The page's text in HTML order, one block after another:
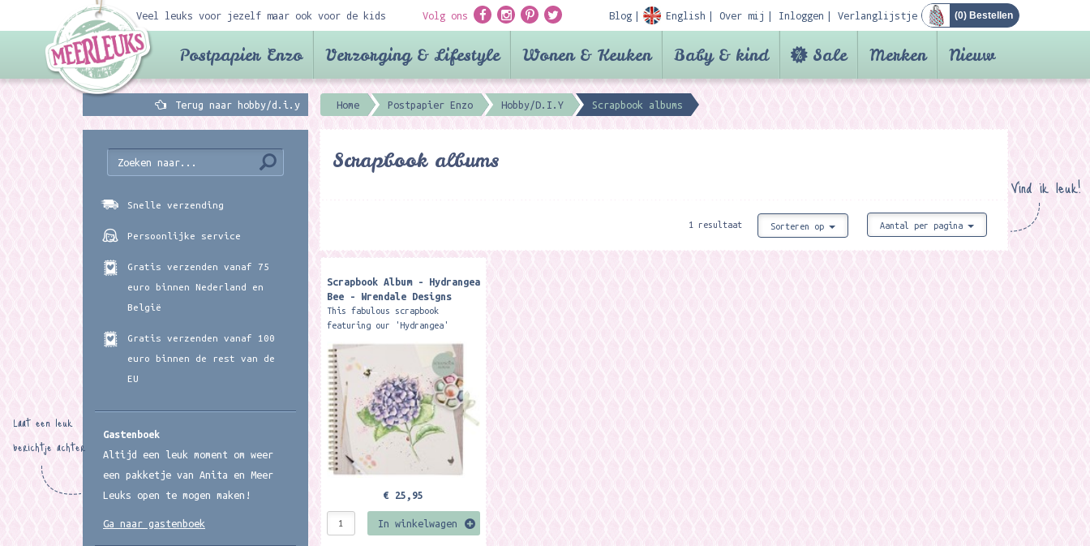
Veel leuks voor jezelf maar ook voor de kids Volg ons Blog English Over mij Inloggen Verlanglijstje (0) Bestellen
Postpapier Enzo Verzorging & Lifestyle Wonen & Keuken Baby & kind Sale Merken Nieuw
Terug naar hobby/d.i.y Home Postpapier Enzo Hobby/D.I.Y Scrapbook albums
Vind ik leuk!
Scrapbook albums
1 resultaat Sorteren op Aantal per pagina
Scrapbook Album - Hydrangea
Bee - Wrendale Designs
This fabulous scrapbook
featuring our 'Hydrangea'
treat for anyone who loves to
craft and is perfect for
filling...
€ 25,95
In winkelwagen
Snelle verzending
Persoonlijke service
Gratis verzenden vanaf 75
euro binnen Nederland en
België
Gratis verzenden vanaf 100
euro binnen de rest van de
EU
Gastenboek
Altijd een leuk moment om weer
een pakketje van Anita en Meer
Leuks open te mogen maken!
Laat een leuk
berichtje achter
Ga naar gastenboek